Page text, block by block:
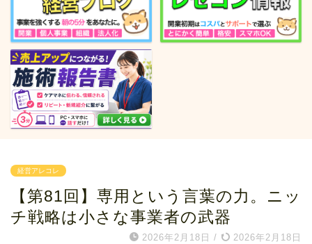
経営アレコレ
【第81回】専用という言葉の力。ニッ
チ戦略は小さな事業者の武器
2026年2月18日 / 2026年2月18日